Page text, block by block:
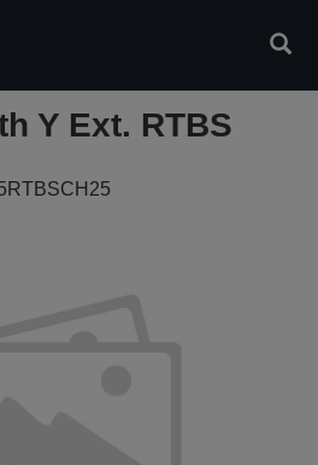
Y Ext. RTBS